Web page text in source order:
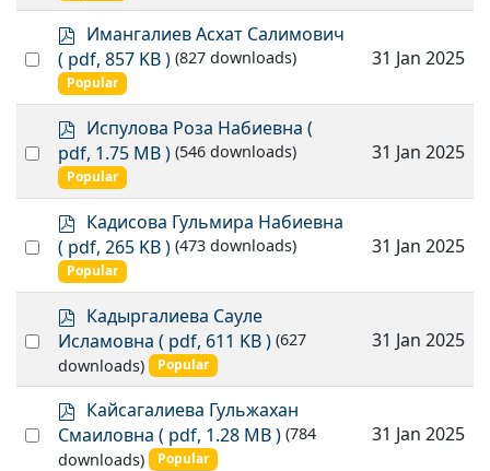
item
Select
item
p
d
f
Имангалиев Асхат Салимович
( pdf, 857 KB ) (827 downloads)
Popular
31 Jan 2025
Select
item
p
d
f
Испулова Роза Набиевна (
pdf, 1.75 MB ) (546 downloads)
Popular
31 Jan 2025
Select
item
p
d
f
Кадисова Гульмира Набиевна
( pdf, 265 KB ) (473 downloads)
Popular
31 Jan 2025
Select
item
p
d
f
Кадыргалиева Сауле
Исламовна ( pdf, 611 KB ) (627
downloads)
Popular
31 Jan 2025
Select
p
d
f
Кайсагалиева Гульжахан
Смаиловна ( pdf, 1.28 MB ) (784
downloads)
Popular
31 Jan 2025